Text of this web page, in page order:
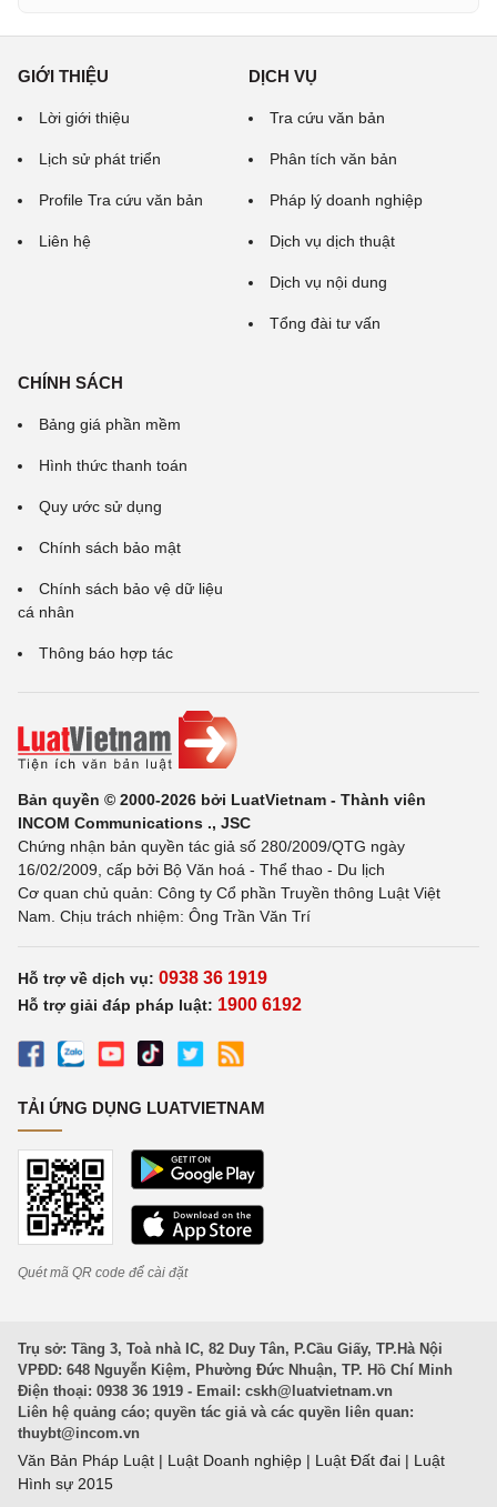
GIỚI THIỆU
Lời giới thiệu
Lịch sử phát triển
Profile Tra cứu văn bản
Liên hệ
DỊCH VỤ
Tra cứu văn bản
Phân tích văn bản
Pháp lý doanh nghiệp
Dịch vụ dịch thuật
Dịch vụ nội dung
Tổng đài tư vấn
CHÍNH SÁCH
Bảng giá phần mềm
Hình thức thanh toán
Quy ước sử dụng
Chính sách bảo mật
Chính sách bảo vệ dữ liệu
cá nhân
Thông báo hợp tác
Bản quyền © 2000-2026 bởi LuatVietnam - Thành viên
INCOM Communications ., JSC
Chứng nhận bản quyền tác giả số 280/2009/QTG ngày
16/02/2009, cấp bởi Bộ Văn hoá - Thể thao - Du lịch
Cơ quan chủ quản: Công ty Cổ phần Truyền thông Luật Việt
Nam. Chịu trách nhiệm: Ông Trần Văn Trí
Hỗ trợ về dịch vụ: 0938 36 1919
Hỗ trợ giải đáp pháp luật: 1900 6192
TẢI ỨNG DỤNG LUATVIETNAM
Quét mã QR code để cài đặt
Trụ sở: Tầng 3, Toà nhà IC, 82 Duy Tân, P.Cầu Giấy, TP.Hà Nội
VPĐD: 648 Nguyễn Kiệm, Phường Đức Nhuận, TP. Hồ Chí Minh
Điện thoại: 0938 36 1919 - Email: cskh@luatvietnam.vn
Liên hệ quảng cáo; quyền tác giả và các quyền liên quan:
thuybt@incom.vn
Văn Bản Pháp Luật | Luật Doanh nghiệp | Luật Đất đai | Luật
Hình sự 2015